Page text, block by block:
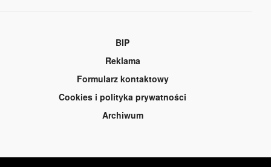
BIP
Reklama
Formularz kontaktowy
Cookies i polityka prywatności
Archiwum